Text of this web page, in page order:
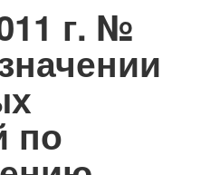
г. №
по